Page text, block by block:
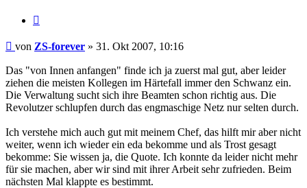
Beitrag
von ZS-forever » 31. Okt 2007, 10:16
Das "von Innen anfangen" finde ich ja zuerst mal gut, aber leider
ziehen die meisten Kollegen im Härtefall immer den Schwanz ein.
Die Verwaltung sucht sich ihre Beamten schon richtig aus. Die
Revolutzer schlupfen durch das engmaschige Netz nur selten durch.
Ich verstehe mich auch gut mit meinem Chef, das hilft mir aber nicht
weiter, wenn ich wieder ein eda bekomme und als Trost gesagt
bekomme: Sie wissen ja, die Quote. Ich konnte da leider nicht mehr
für sie machen, aber wir sind mit ihrer Arbeit sehr zufrieden. Beim
nächsten Mal klappte es bestimmt.